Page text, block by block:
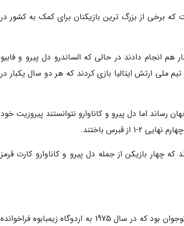
این بدان معنی است که برخی از بزرگ ترین بازیکنان برای کمک به کشور در
در سال 1988 خدمت خود را در کنار هم انجام دادند در حالی که الساندرو دل پیرو و فابیو
همچنین برای تیم ملی ارتش ایتالیا بازی کردند که هر دو سال یکبار در
جام ارتش های جهان رساند اما دل پیرو و کاناوارو نتوانستند پیروزیت خود
چهار بازیکن از جمله دل پیرو و کاناوارو کارت قرمز
دروازه بان پیشین لیورپول دوران سربازی پرماجرایی داشت. او تازه نوجوان بود که در سال 1975 به اردوگاه زیمبابوه فراخوانده